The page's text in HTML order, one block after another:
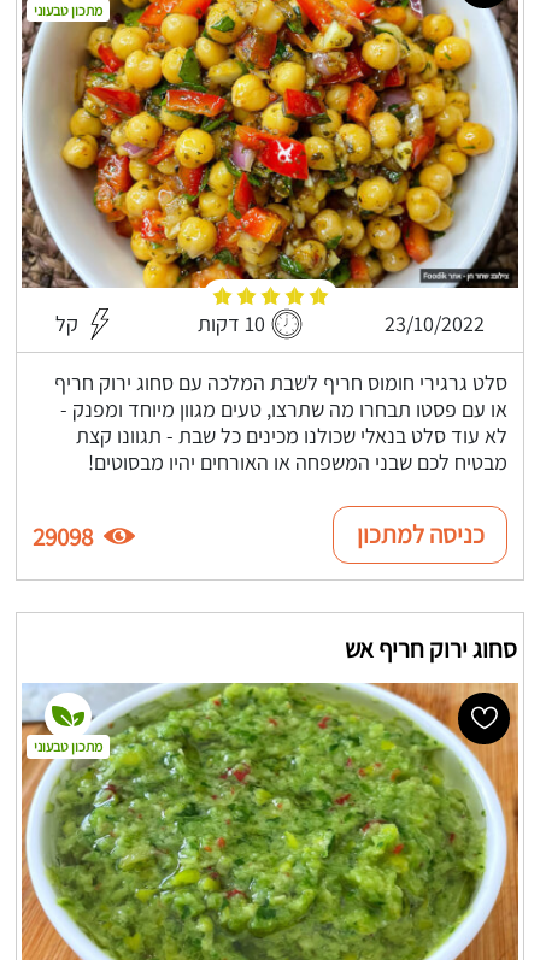
23/10/2022 10 דקות קל
סלט גרגירי חומוס חריף לשבת המלכה עם סחוג ירוק חריף
או עם פסטו תבחרו מה שתרצו, טעים מגוון מיוחד ומפנק -
לא עוד סלט בנאלי שכולנו מכינים כל שבת - תגוונו קצת
מבטיח לכם שבני המשפחה או האורחים יהיו מבסוטים!
מתכון טבעוני
כניסה למתכון 29098
סחוג ירוק חריף אש
מתכון טבעוני